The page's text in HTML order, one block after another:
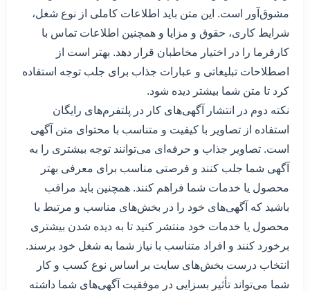
مشوق‌آور است. این متن باید اطلاعات کاملی از نوع شغل،
شرایط کاری، حقوق و مزایا و همچنین اطلاعات تماس با
کارفرما را در اختیار مخاطبان قرار دهد. بهتر است از
اصطلاحات تبلیغاتی و عبارات جذاب برای جلب توجه استفاده
کرد تا متن شما بیشتر دیده شود.
نکته دوم در انتشار آگهی‌های کار در پلتفرم‌های رایگان
استفاده از تصاویر با کیفیت و متناسب با محتوای متن آگهی
است. تصاویر جذاب و حرفه‌ای می‌توانند توجه بیشتری را به
آگهی شما جلب کنند و فرصتی مناسب برای معرفی بهتر
محصول یا خدمات شما فراهم کنند. همچنین باید مراقب
باشید که آگهی‌های خود را در بخش‌های مناسب و مرتبط با
محصول یا خدمات خود منتشر کنید تا به دیده شدن بیشتری
برخورد کنند و افراد متناسب با نیاز شما به شغل خود برسند.
انتخاب درست بخش‌های سایت بر اساس نوع کسب و کار
شما می‌تواند تأثیر بسزایی در موفقیت آگهی‌های شما داشته